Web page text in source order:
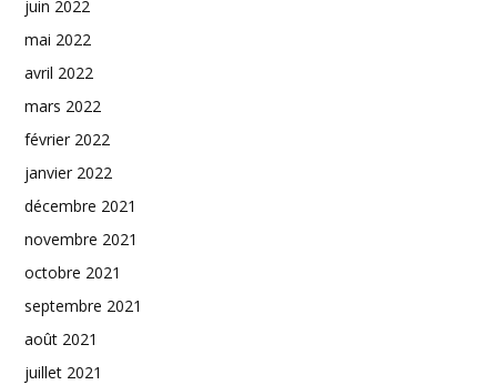
juin 2022
mai 2022
avril 2022
mars 2022
février 2022
janvier 2022
décembre 2021
novembre 2021
octobre 2021
septembre 2021
août 2021
juillet 2021